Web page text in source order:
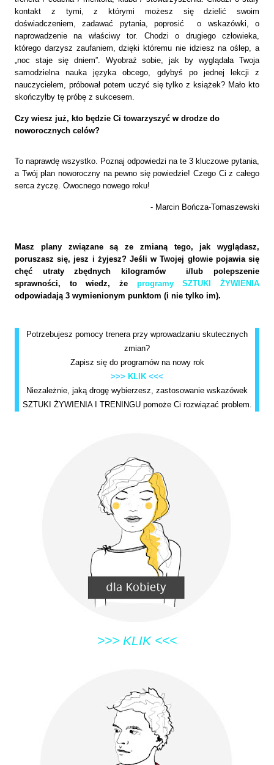
kontakt z tymi, z którymi możesz się dzielić swoim
doświadczeniem, zadawać pytania, poprosić o wskazówki, o
naprowadzenie na właściwy tor. Chodzi o drugiego człowieka,
którego darzysz zaufaniem, dzięki któremu nie idziesz na oślep, a
„noc staje się dniem”. Wyobraź sobie, jak by wyglądała Twoja
samodzielna nauka języka obcego, gdybyś po jednej lekcji z
nauczycielem, próbował potem uczyć się tylko z książek? Mało kto
skończyłby tę próbę z sukcesem.
Czy wiesz już, kto będzie Ci towarzyszyć w drodze do
noworocznych celów?
To naprawdę wszystko. Poznaj odpowiedzi na te 3 kluczowe pytania,
a Twój plan noworoczny na pewno się powiedzie! Czego Ci z całego
serca życzę. Owocnego nowego roku!
- Marcin Bończa-Tomaszewski
Masz plany związane są ze zmianą tego, jak wyglądasz,
poruszasz się, jesz i żyjesz? Jeśli w Twojej głowie pojawia się
chęć utraty zbędnych kilogramów i/lub polepszenie
sprawności, to wiedz, że programy SZTUKI ŻYWIENIA
odpowiadają 3 wymienionym punktom (i nie tylko im).
Potrzebujesz pomocy trenera przy wprowadzaniu skutecznych
zmian?
Zapisz się do programów na nowy rok
>>> KLIK <<<
Niezależnie, jaką drogę wybierzesz, zastosowanie wskazówek
SZTUKI ŻYWIENIA I TRENINGU pomoże Ci rozwiązać problem.
>>> KLIK <<<